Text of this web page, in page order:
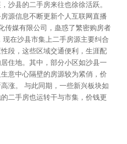
沙县的二手房来往也徐徐活跃。
源信息不断更新个人互联网直播
传媒有限公司，蛊惑了繁密购房者
在沙县市集上二手房源主要纠合
段，这些区域交通便利，生涯配
住地。其中，部分小区如沙县一
意中心隔壁的房源较为紧俏，价
涨。 与此同期，一些新兴板块如
二手房也运转干与市集，价钱更